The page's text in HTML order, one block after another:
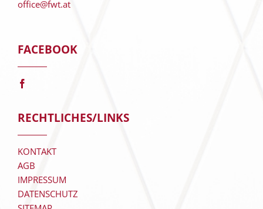
office@fwt.at
FACEBOOK
RECHTLICHES/LINKS
KONTAKT
AGB
IMPRESSUM
DATENSCHUTZ